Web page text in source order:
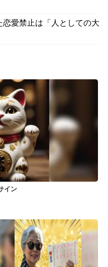
愛禁止は「人としての大
イン